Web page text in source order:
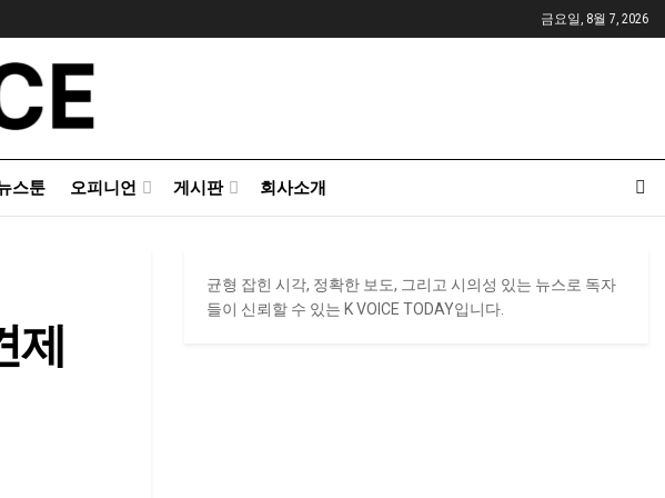
금요일, 8월 7, 2026
스툰 오피니언 게시판 회사소개
제
균형 잡힌 시각, 정확한 보도, 그리고 시의성 있는 뉴스로 독자
들이 신뢰할 수 있는 K VOICE TODAY입니다.